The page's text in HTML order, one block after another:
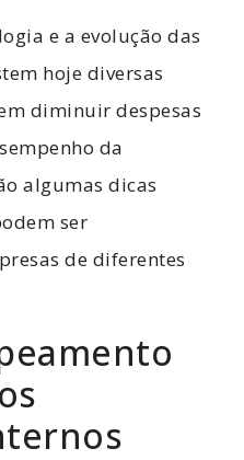
e a evolução das
hoje diversas
diminuir despesas
da
algumas dicas
ser
de diferentes